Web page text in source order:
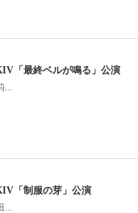
「最終ベルが鳴る」公演
「制服の芽」公演